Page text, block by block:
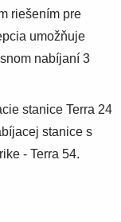
riešením pre
umožňuje
nabíjaní 3
stanice Terra 24
stanice s
- Terra 54.